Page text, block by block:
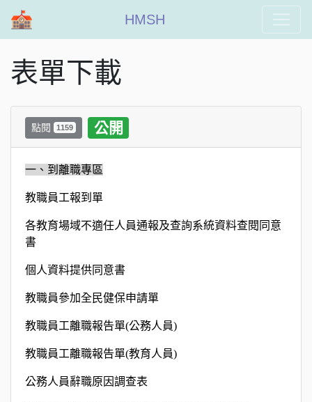
HMSH
表單下載
點閱 1159 公開
一、到離職專區
教職員工報到單
各教育場域不適任人員通報及查詢系統資料查閱同意
書
個人資料提供同意書
教職員參加全民健保申請單
教職員工離職報告單(公務人員)
教職員工離職報告單(教育人員)
公務人員辭職原因調查表